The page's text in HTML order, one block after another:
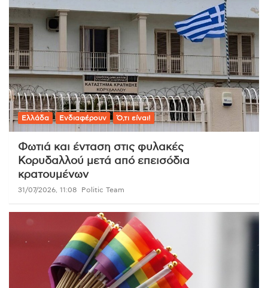
Ελλάδα Ενδιαφέρουν Ό,τι είναι!
Φωτιά και ένταση στις φυλακές
Κορυδαλλού μετά από επεισόδια
κρατουμένων
31/07/2026, 11:08 Politic Team